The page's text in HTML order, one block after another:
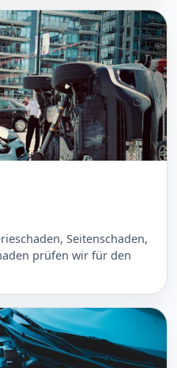
Seitenschaden,
prüfen wir für den